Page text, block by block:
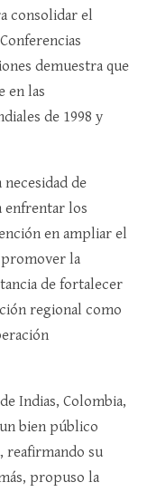
consolidar el
demuestra que
en las
de 1998 y
necesidad de
enfrentar los
en ampliar el
promover la
de fortalecer
regional como
Indias, Colombia,
bien público
reafirmando su
propuso la